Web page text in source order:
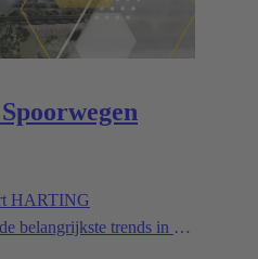
HARTING
belangrijkste trends in de